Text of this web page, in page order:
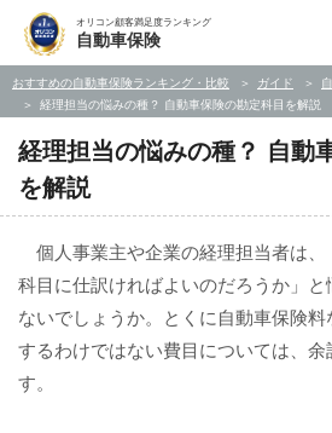
オリコン顧客満足度ランキング
自動車保険
おすすめの自動車保険ランキング・比較 ガイド
経理担当の悩みの種？ 自動車保険の勘定科目を解説
経理担当の悩みの種？ 自動
を解説
個人事業主や企業の経理担当者は、
科目に仕訳ければよいのだろうか」
ないでしょうか。とくに自動車保険
するわけではない費目については、
す。